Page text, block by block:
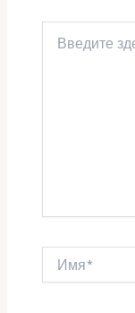
здесь...